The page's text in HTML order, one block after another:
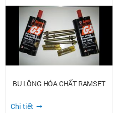
BU LÔNG HÓA CHẤT RAMSET
Chi tiết